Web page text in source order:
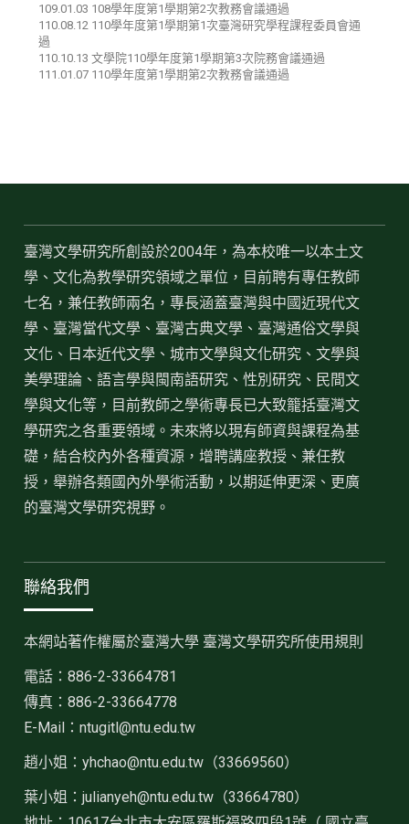
109.01.03 108學年度第1學期第2次教務會議通過
110.08.12 110學年度第1學期第1次臺灣研究學程課程委員會通
過
110.10.13 文學院110學年度第1學期第3次院務會議通過
111.01.07 110學年度第1學期第2次教務會議通過
臺灣文學研究所創設於2004年，為本校唯一以本土文
學、文化為教學研究領域之單位，目前聘有專任教師
七名，兼任教師兩名，專長涵蓋臺灣與中國近現代文
學、臺灣當代文學、臺灣古典文學、臺灣通俗文學與
文化、日本近代文學、城市文學與文化研究、文學與
美學理論、語言學與閩南語研究、性別研究、民間文
學與文化等，目前教師之學術專長已大致籠括臺灣文
學研究之各重要領域。未來將以現有師資與課程為基
礎，結合校內外各種資源，增聘講座教授、兼任教
授，舉辦各類國內外學術活動，以期延伸更深、更廣
的臺灣文學研究視野。
聯絡我們
本網站著作權屬於臺灣大學 臺灣文學研究所使用規則
電話：886-2-33664781
傳真：886-2-33664778
E-Mail：ntugitl@ntu.edu.tw
趙小姐：yhchao@ntu.edu.tw（33669560）
葉小姐：julianyeh@ntu.edu.tw（33664780）